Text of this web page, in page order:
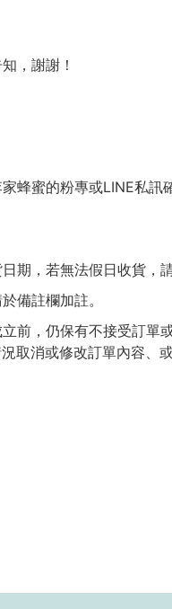
，謝謝！
蜂蜜的粉專或LINE私訊
，若無法假日收貨，請
備註欄加註。
前，仍保有不接受訂單
取消或修改訂單內容、